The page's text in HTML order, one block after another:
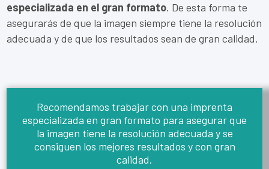
especializada en el gran formato. De esta forma te
asegurarás de que la imagen siempre tiene la resolución
adecuada y de que los resultados sean de gran calidad.
Recomendamos trabajar con una imprenta
especializada en gran formato para asegurar que
la imagen tiene la resolución adecuada y se
consiguen los mejores resultados y con gran
calidad.